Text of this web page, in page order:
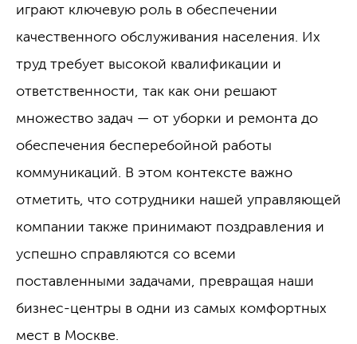
играют ключевую роль в обеспечении
качественного обслуживания населения. Их
труд требует высокой квалификации и
ответственности, так как они решают
множество задач — от уборки и ремонта до
обеспечения бесперебойной работы
коммуникаций. В этом контексте важно
отметить, что сотрудники нашей управляющей
компании также принимают поздравления и
успешно справляются со всеми
поставленными задачами, превращая наши
бизнес-центры в одни из самых комфортных
мест в Москве.